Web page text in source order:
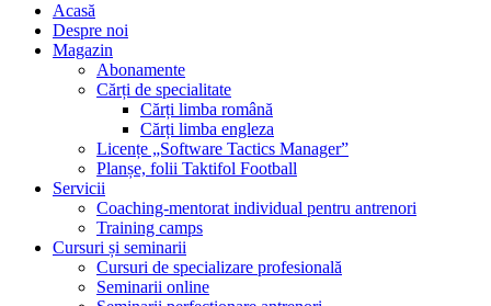
Acasă
Despre noi
Magazin
Abonamente
Cărți de specialitate
Cărți limba română
Cărți limba engleza
Licențe „Software Tactics Manager”
Planșe, folii Taktifol Football
Servicii
Coaching-mentorat individual pentru antrenori
Training camps
Cursuri și seminarii
Cursuri de specializare profesională
Seminarii online